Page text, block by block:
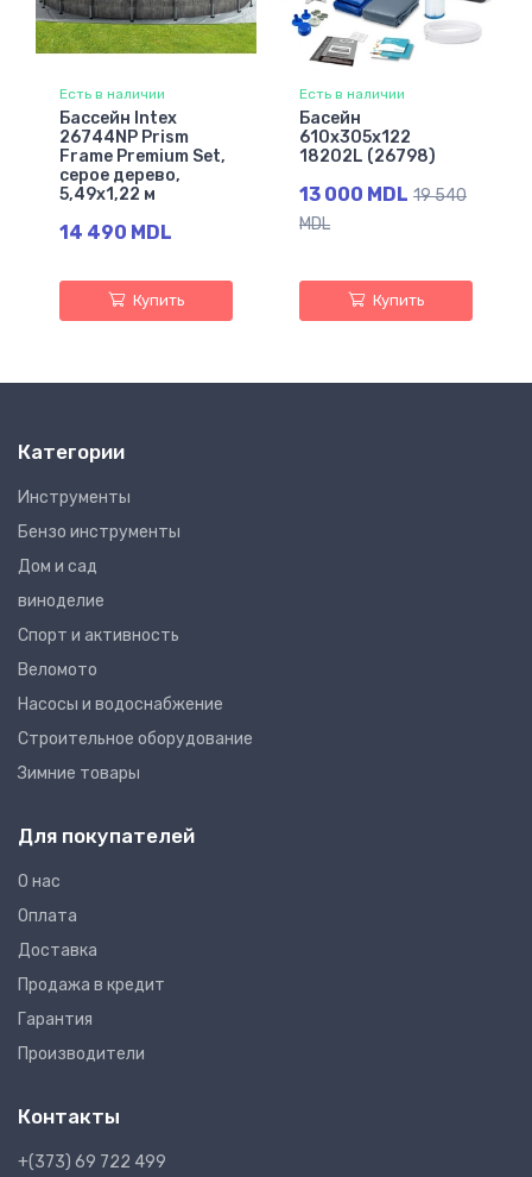
Есть в наличии
Бассейн Intex
26744NP Prism
Frame Premium Set,
серое дерево,
5,49x1,22 м
14 490 MDL
Купить
Есть в наличии
Басейн
610x305x122
18202L (26798)
13 000 MDL 19 540
MDL
Купить
Категории
Инструменты
Бензо инструменты
Дом и сад
виноделие
Спорт и активность
Веломото
Насосы и водоснабжение
Строительное оборудование
Зимние товары
Для покупателей
О нас
Оплата
Доставка
Продажа в кредит
Гарантия
Производители
Контакты
+(373) 69 722 499